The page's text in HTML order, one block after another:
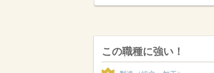
この職種に強い！